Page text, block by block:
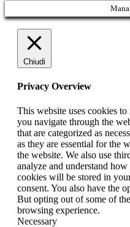
Chiudi
Privacy Overview
This website uses cookies
you navigate through the
that are categorized as
as they are essential for the
the website. We also use
analyze and understand
cookies will be stored in
consent. You also have the
But opting out of some of
browsing experience.
Necessary